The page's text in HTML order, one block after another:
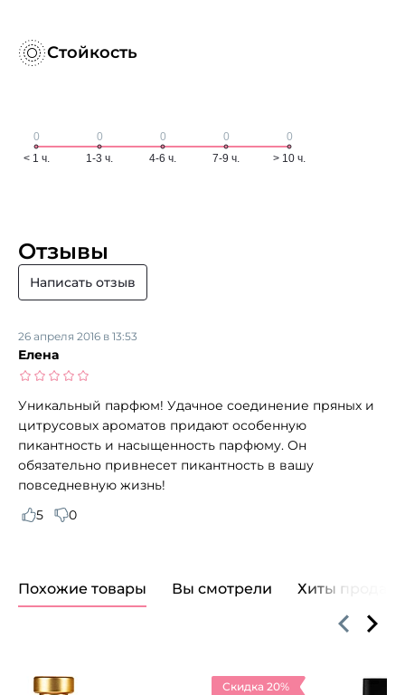
Стойкость
Отзывы
Написать отзыв
Елена
26 апреля 2016 в 13:53
Уникальный парфюм! Удачное соединение пряных и
цитрусовых ароматов придают особенную
пикантность и насыщенность парфюму. Он
обязательно привнесет пикантность в вашу
повседневную жизнь!
5
0
Похожие товары Вы смотрели Хиты продаж
Скидка 20%